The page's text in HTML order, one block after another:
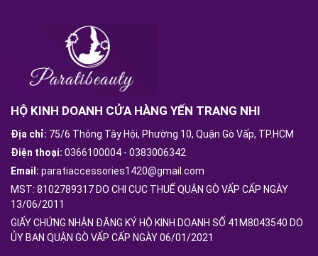
HỘ KINH DOANH CỬA HÀNG YẾN TRANG NHI
Địa chỉ: 75/6 Thông Tây Hội, Phường 10, Quận Gò Vấp, TP.HCM
Điện thoại: 0366100004 - 0383006342
Email: paratiaccessories1420@gmail.com
MST: 8102789317 DO CHI CỤC THUẾ QUẬN GÒ VẤP CẤP NGÀY
13/06/2011
GIẤY CHỨNG NHẬN ĐĂNG KÝ HỘ KINH DOANH SỐ 41M8043540 DO
ỦY BAN QUẬN GÒ VẤP CẤP NGÀY 06/01/2021